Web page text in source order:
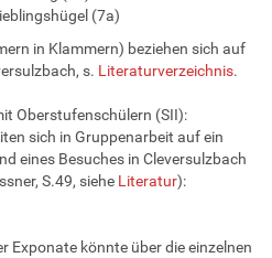
(7a)
in Klammern) beziehen sich auf
s. Literaturverzeichnis.
Oberstufenschülern (SII):
sich in Gruppenarbeit auf ein
eines Besuches in Cleversulzbach
S.49, siehe Literatur):
Exponate könnte über die einzelnen